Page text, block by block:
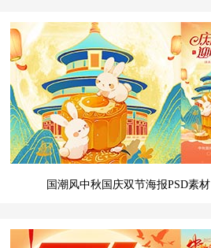
国潮风中秋国庆双节海报PSD素材